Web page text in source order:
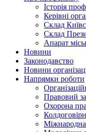
Історія
Керівні
Склад
Склад
Апарат
Новини
Законодавство
Новини
Напрямки роботи
Правовий
Охорона
Міжнародна